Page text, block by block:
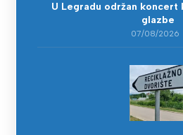
U Legradu održan koncert
glazbe
07/08/2026